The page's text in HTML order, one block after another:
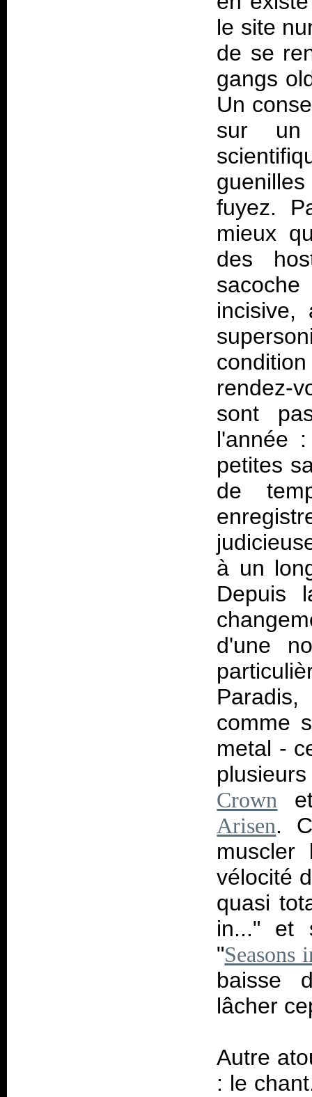
le site
de se
gangs
Un
sur un
fuyez.
mieux
des
rendez-
sont
l'année
petites
de
à un
Depuis
d'une
comme
metal -
Crown
Arisen.
vélocité
quasi
in..." et
"Seasons
baisse
lâcher
Autre
: le